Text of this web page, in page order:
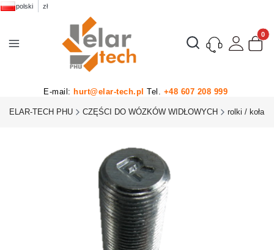
polski zł
Otwórz wyszukiwarkę
E-mail: hurt@elar-tech.pl Tel. +48 607 208 999
ELAR-TECH PHU CZĘŚCI DO WÓZKÓW WIDŁOWYCH rolki / koła